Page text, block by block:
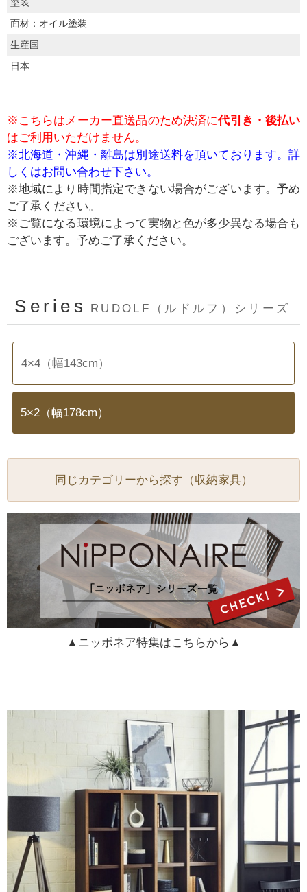
面材：オイル塗装
生産国
日本
※こちらはメーカー直送品のため決済に代引き・後払い
はご利用いただけません。
※北海道・沖縄・離島は別途送料を頂いております。詳
しくはお問い合わせ下さい。
※地域により時間指定できない場合がございます。予め
ご了承ください。
※ご覧になる環境によって実物と色が多少異なる場合も
ございます。予めご了承ください。
Series RUDOLF（ルドルフ）シリーズ
4×4（幅143cm）
5×2（幅178cm）
同じカテゴリーから探す（収納家具）
▲ニッポネア特集はこちらから▲